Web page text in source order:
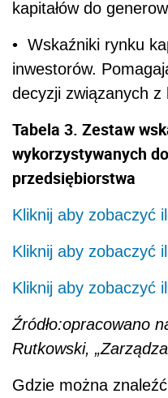
kapitałów do
• Wskaźniki rynku
inwestorów.
decyzji związanych z
Tabela 3. Zestaw
wykorzystywanych
przedsiębiorstwa
Kliknij aby zobaczyć
Kliknij aby zobaczyć
Kliknij aby zobaczyć
Źródło:opracowano
Rutkowski,
Gdzie można